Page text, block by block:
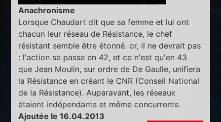
Anachronisme
Lorsque Chaudart dit que sa femme et lui ont
chacun leur réseau de Résistance, le chef
résistant semble être étonné. or, il ne devrait pas
: l'action se passe en 42, et ce n'est qu'en 43
que Jean Moulin, sur ordre de De Gaulle, unifiera
la Résistance en créant le CNR (Conseil National
de la Résistance). Auparavant, les réseaux
étaient indépendants et même concurrents.
Ajoutée le 16.04.2013